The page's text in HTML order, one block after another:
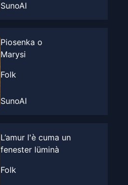
SunoAI
Piosenka o
Marysi
Folk
SunoAI
L’amur l'è cuma un
fenester lüminà
Folk